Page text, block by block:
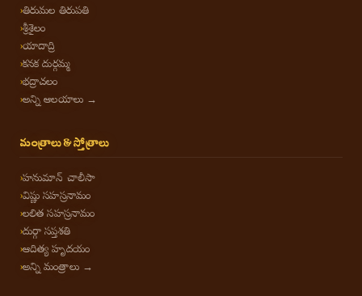
తిరుమల తిరుపతి
శ్రీశైలం
యాదాద్రి
కనక దుర్గమ్మ
భద్రాచలం
అన్ని ఆలయాలు →
మంత్రాలు & స్తోత్రాలు
హనుమాన్ చాలీసా
విష్ణు సహస్రనామం
లలిత సహస్రనామం
దుర్గా సప్తశతి
ఆదిత్య హృదయం
అన్ని మంత్రాలు →